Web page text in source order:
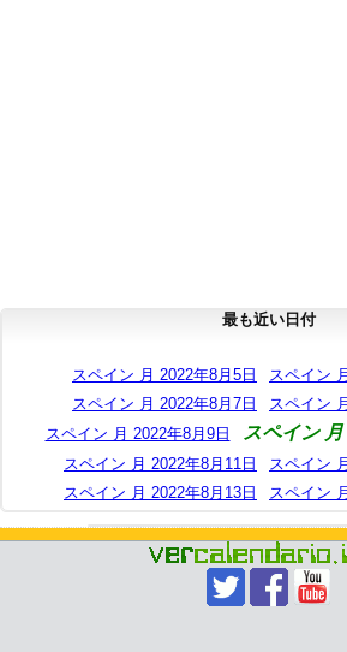
最も近い日付
スペイン 月 2022年8月5日
スペイン
スペイン 月 2022年8月7日
スペイン
スペイン 月 2022年8月9日
スペイン
スペイン 月 2022年8月11日
スペイン
スペイン 月 2022年8月13日
スペイン